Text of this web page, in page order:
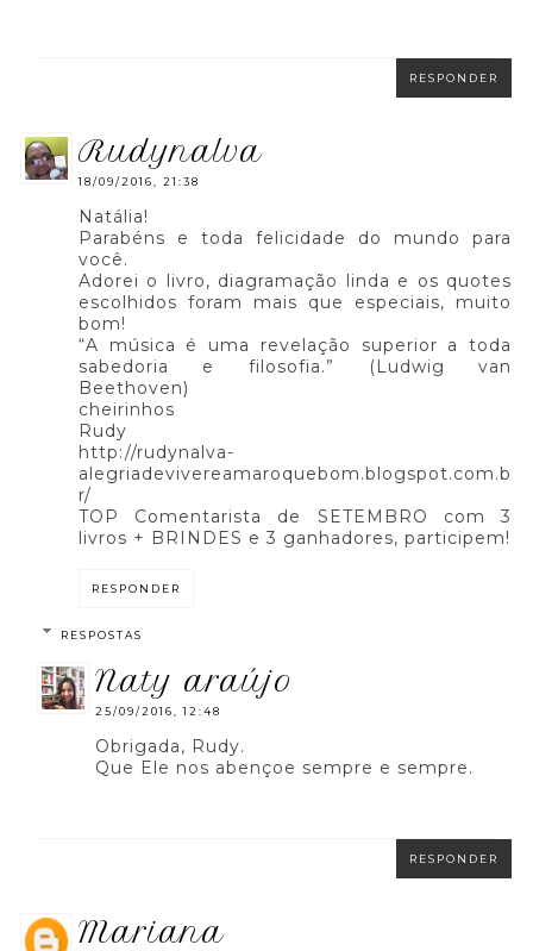
RESPONDER
rudynalva
18/09/2016, 21:38
Natália!
Parabéns e toda felicidade do mundo para
você.
Adorei o livro, diagramação linda e os quotes
escolhidos foram mais que especiais, muito
bom!
“A música é uma revelação superior a toda
sabedoria e filosofia.” (Ludwig van
Beethoven)
cheirinhos
Rudy
http://rudynalva-
alegriadevivereamaroquebom.blogspot.com.b
r/
TOP Comentarista de SETEMBRO com 3
livros + BRINDES e 3 ganhadores, participem!
RESPONDER
RESPOSTAS
naty araújo
25/09/2016, 12:48
Obrigada, Rudy.
Que Ele nos abençoe sempre e sempre.
RESPONDER
mariana